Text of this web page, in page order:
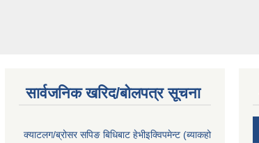
सार्वजनिक खरिद/बोलपत्र सूचना
क्याटलग/ब्रोसर सपिङ बिधिबाट हेभीइक्विपमेन्ट (ब्याकहो